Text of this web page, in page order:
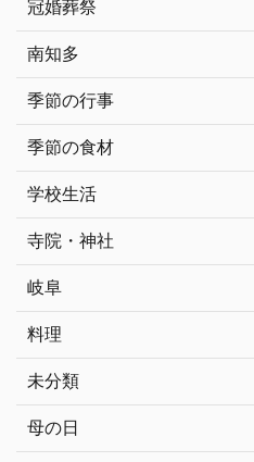
冠婚葬祭
南知多
季節の行事
季節の食材
学校生活
寺院・神社
岐阜
料理
未分類
母の日